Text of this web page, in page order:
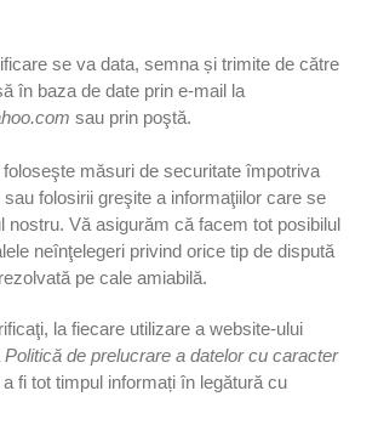
se va data, semna și trimite de către
în baza de date prin e-mail la
sau prin poştă.
foloseşte măsuri de securitate împotriva
sau folosirii greşite a informaţiilor care se
nostru. Vă asigurăm că facem tot posibilul
neînţelegeri privind orice tip de dispută
pe cale amiabilă.
la fiecare utilizare a website-ului
Politică de prelucrare a datelor cu caracter
a fi tot timpul informați în legătură cu